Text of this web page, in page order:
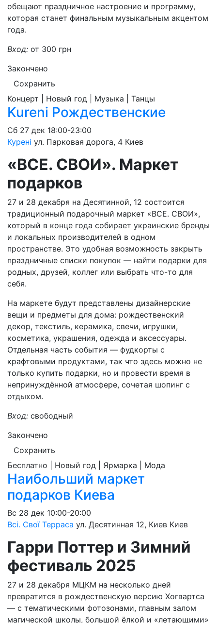
обещают праздничное настроение и программу,
которая станет финальным музыкальным акцентом
года.
Вход: от 300 грн
Закончено
Сохранить
Концерт | Новый год | Музыка | Танцы
Kureni Рождественские
Сб 27 дек 18:00-23:00
Курені ул. Парковая дорога, 4 Киев
«ВСЕ. СВОИ». Маркет
подарков
27 и 28 декабря на Десятинной, 12 состоится
традиционный подарочный маркет «ВСЕ. СВОИ»,
который в конце года собирает украинские бренды
и локальных производителей в одном
пространстве. Это удобная возможность закрыть
праздничные списки покупок — найти подарки для
родных, друзей, коллег или выбрать что-то для
себя.
На маркете будут представлены дизайнерские
вещи и предметы для дома: рождественский
декор, текстиль, керамика, свечи, игрушки,
косметика, украшения, одежда и аксессуары.
Отдельная часть события — фудкорты с
крафтовыми продуктами, так что здесь можно не
только купить подарки, но и провести время в
непринуждённой атмосфере, сочетая шопинг с
отдыхом.
Вход: свободный
Закончено
Сохранить
Бесплатно | Новый год | Ярмарка | Мода
Наибольший маркет
подарков Киева
Вс 28 дек 10:00-20:00
Всі. Свої Терраса ул. Десятинная 12, Киев Киев
Гарри Поттер и Зимний
фестиваль 2025
27 и 28 декабря МЦКМ на несколько дней
превратится в рождественскую версию Хогвартса
— с тематическими фотозонами, главным залом
магической школы, большой ёлкой и «летающими»